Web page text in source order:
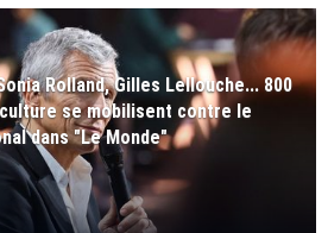
Rolland, Gilles Lellouche... 800
se mobilisent contre le
dans "Le Monde"